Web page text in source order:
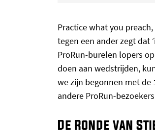
Practice what you
tegen een ander zegt dat
ProRun-burelen lopers
doen aan wedstrijden,
we zijn begonnen met de
andere ProRun-
De Ronde van